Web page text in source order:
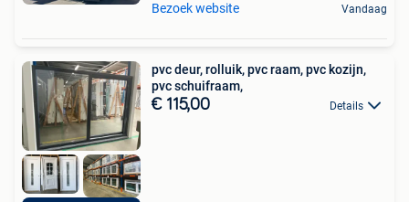
Bezoek website Vandaag
pvc deur, rolluik, pvc raam, pvc kozijn,
pvc schuifraam,
€ 115,00 Details